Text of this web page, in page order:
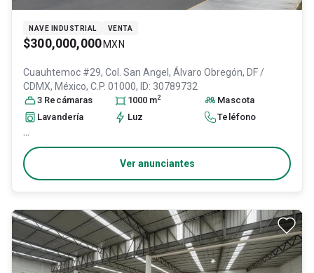
NAVE INDUSTRIAL VENTA
$300,000,000 MXN
Cuauhtemoc #29, Col. San Angel, Álvaro Obregón, DF /
CDMX, México, C.P. 01000, ID: 30789732
3 Recámaras 1000 m2
Mascota
Lavandería
Luz Teléfono
...
Ver anunciantes